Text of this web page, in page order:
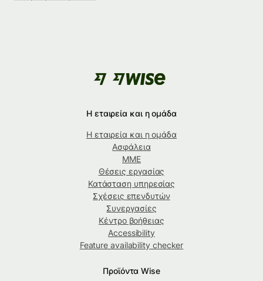
Η εταιρεία και η ομάδα
Η εταιρεία και η ομάδα
Ασφάλεια
ΜΜΕ
Θέσεις εργασίας
Κατάσταση υπηρεσίας
Σχέσεις επενδυτών
Συνεργασίες
Κέντρο βοήθειας
Accessibility
Feature availability checker
Προϊόντα Wise